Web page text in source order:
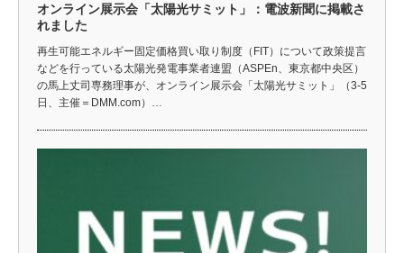
オンライン展示会「太陽光サミット」：電波新聞に掲載さ
れました
再生可能エネルギー固定価格買い取り制度（FIT）について政策提言
などを行っている太陽光発電事業者連盟（ASPEn、東京都中央区）
の馬上丈司専務理事が、オンライン展示会「太陽光サミット」（3-5
日、主催＝DMM.com）…